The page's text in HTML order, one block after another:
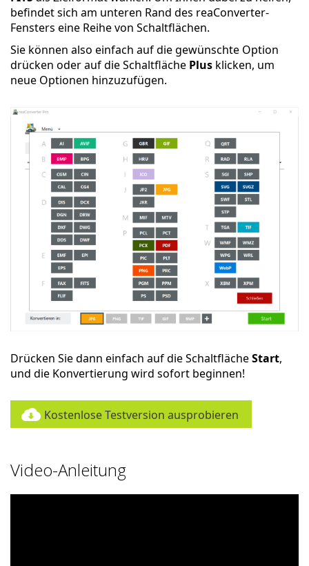
befindet sich am unteren Rand des reaConverter-
Fensters eine Reihe von Schaltflächen.
Sie können also einfach auf die gewünschte Option
drücken oder auf die Schaltfläche Plus klicken, um
neue Optionen hinzuzufügen.
Drücken Sie dann einfach auf die SchaltflächeStart,
und die Konvertierung wird sofort beginnen!
Kostenlose Testversion ausprobieren
Video-Anleitung